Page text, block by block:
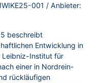
001 / Anbieter:
beschreibt
Entwicklung in
Leibniz-Institut für
einer in Nordrein-
rückläufigen